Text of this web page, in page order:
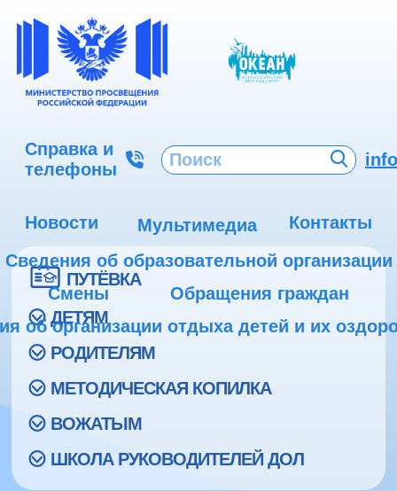
Справка и
телефоны
Новости Мультимедиа
Контакты
Сведения об образовательной организации
Смены
Обращения граждан
об организации отдыха детей и их
ПУТЁВКА
ДЕТЯМ
РОДИТЕЛЯМ
МЕТОДИЧЕСКАЯ КОПИЛКА
ВОЖАТЫМ
ШКОЛА РУКОВОДИТЕЛЕЙ ДОЛ